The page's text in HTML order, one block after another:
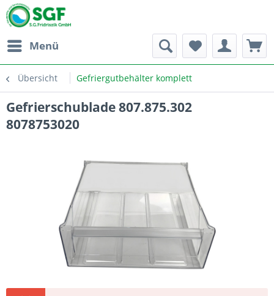
Menü
Übersicht Gefriergutbehälter komplett
Gefrierschublade 807.875.302
8078753020